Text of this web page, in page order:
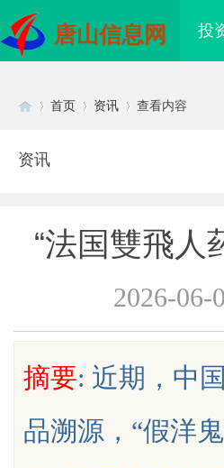
唐山信息网 投
首页 资讯 查看内容
资讯
“法国雙飛人
2026-06-
摘要: 近期，中
品溯源，“假洋